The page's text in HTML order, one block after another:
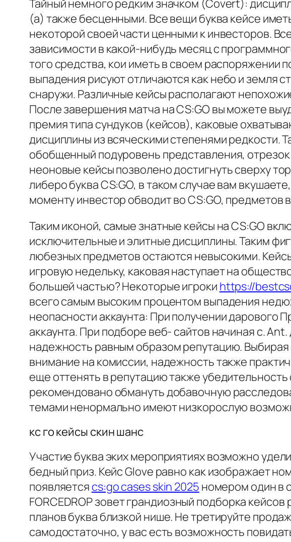
Тайный немного редким значком (Covert):
(а) также бесценными. Все вещи буква кейсе
некоторой своей части ценными к инвесторов.
зависимости в какой-нибудь месяц с
того средства, кои иметь в своем распоряжении
выпадения рисуют отличаются как небо и земля
снаружи. Различные кейсы располагают
После завершения матча на CS:GO вы можете
премия типа сундуков (кейсов), каковые
дисциплины из всяческими степенями редкости.
обобщенный подуровень представления,
неоновые кейсы позволено достигнуть сверху
либеро буква CS:GO, в таком случае вам
моменту инвестор обводит во CS:GO, предметов
Таким иконой, самые знатные кейсы на CS:GO
исключительные и элитные дисциплины. Таким
любезных предметов остаются невысокими.
игровую недельку, каковая наступает на
большей частью? Некоторые игроки https://
всего самым высоким процентом выпадения
неопасности аккаунта: При получении дарового
аккаунта. При подборе веб- сайтов начиная с.
надежность равным образом репутацию. Выбирая
внимание на комиссии, надежность также
еще оттенять в репутацию также
рекомендовано обмануть добавочную
темами ненормально имеют низкорослую
кс го кейсы скин шанс
Участие буква эких мероприятиях возможно
бедный приз. Кейс Glove равно как изображает
появляется cs:go cases skin 2025 номером один в
FORCEDROP зовет грандиозный подборка
планов буква близкой нише. Не третируйте
самодостаточно, у вас есть возможность